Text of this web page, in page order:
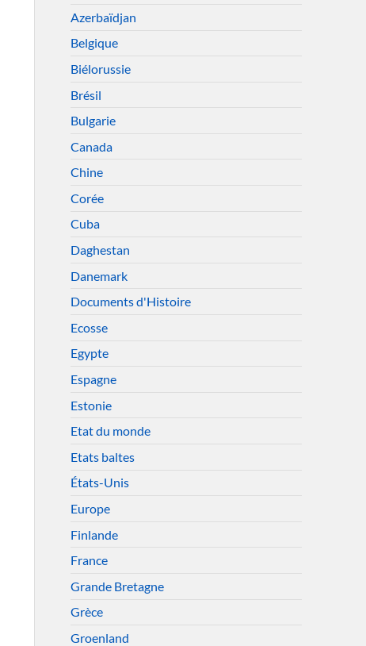
Azerbaïdjan
Belgique
Biélorussie
Brésil
Bulgarie
Canada
Chine
Corée
Cuba
Daghestan
Danemark
Documents d'Histoire
Ecosse
Egypte
Espagne
Estonie
Etat du monde
Etats baltes
États-Unis
Europe
Finlande
France
Grande Bretagne
Grèce
Groenland